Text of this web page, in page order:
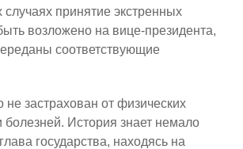
случаях принятие экстренных
возложено на вице-президента,
соответствующие
не застрахован от физических
болезней. История знает немало
государства, находясь на